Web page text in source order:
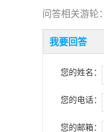
问答相关游轮：
我要回答
您的姓名：
您的电话：
您的邮箱：